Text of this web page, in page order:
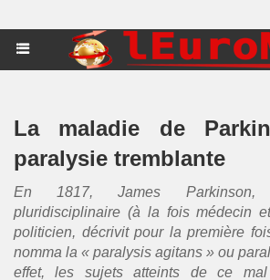
La maladie de
paralysie tremblante
En 1817, James Parkinson,
pluridisciplinaire (à la fois médecin
politicien, décrivit pour la première
nomma la « paralysis agitans » ou
effet, les sujets atteints de ce